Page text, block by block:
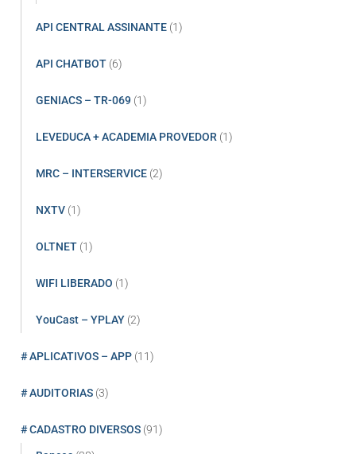
API CENTRAL ASSINANTE (1)
API CHATBOT (6)
GENIACS – TR-069 (1)
LEVEDUCA + ACADEMIA PROVEDOR (1)
MRC – INTERSERVICE (2)
NXTV (1)
OLTNET (1)
WIFI LIBERADO (1)
YouCast – YPLAY (2)
# APLICATIVOS – APP (11)
# AUDITORIAS (3)
# CADASTRO DIVERSOS (91)